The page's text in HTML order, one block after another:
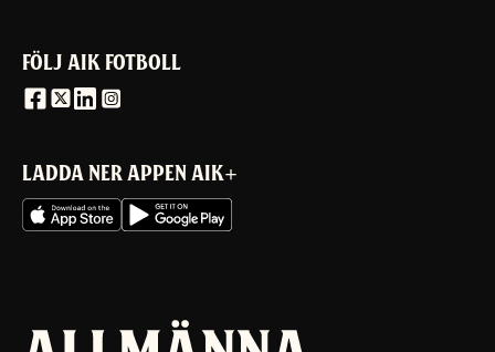
FÖLJ AIK FOTBOLL
LADDA NER APPEN AIK+